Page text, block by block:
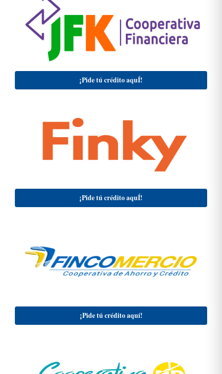
¡Pide tú crédito aquÍ!
¡Pide tú crédito aquÍ!
¡Pide tú crédito aquí!